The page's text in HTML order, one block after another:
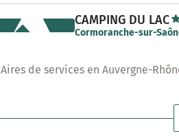
CAMPING DU LAC
Cormoranche-sur-
Aires de services en Auvergne-